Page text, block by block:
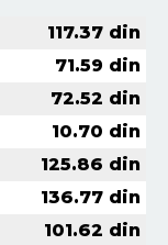
117.37 din
71.59 din
72.52 din
10.70 din
125.86 din
136.77 din
101.62 din